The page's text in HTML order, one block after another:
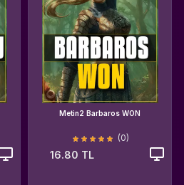
Metin2 Barbaros WON
(0)
16.80 TL